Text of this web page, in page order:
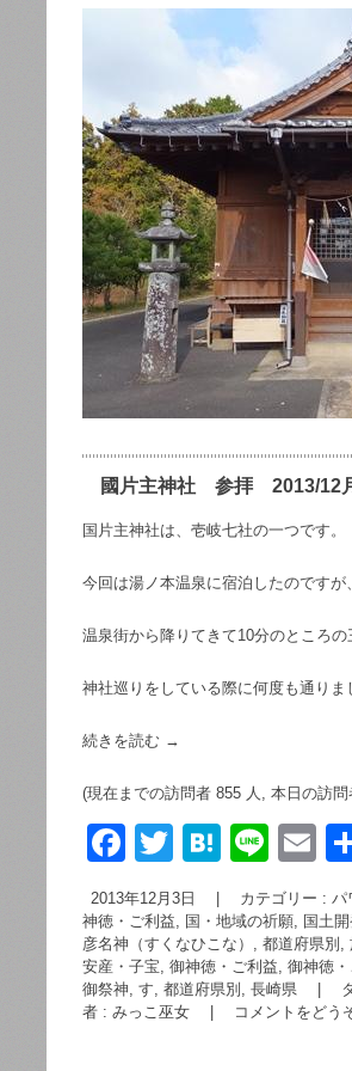
國片主神社 参拝 2013/12
国片主神社は、壱岐七社の一つです。
今回は湯ノ本温泉に宿泊したのですが
温泉街から降りてきて10分のところ
神社巡りをしている際に何度も通りま
続きを読む →
(現在までの訪問者 855 人, 本日の訪問
F
a
c
e
b
o
T
wi
tt
er
H
e
n
a
Li
n
e
E
m
2013年12月3日 カテゴリー : パ
神徳・ご利益, 国・地域の祈願, 国土
彦名神（すくなひこな） , 都道府県別 ,
安産・子宝, 御神徳・ご利益, 御神徳
御祭神, す, 都道府県別, 長崎県
者 : みっこ巫女
コメントをどう